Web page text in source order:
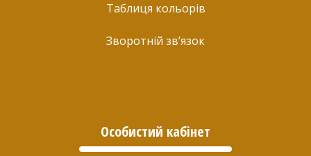
Таблиця кольорів
Зворотній зв’язок
Особистий кабінет